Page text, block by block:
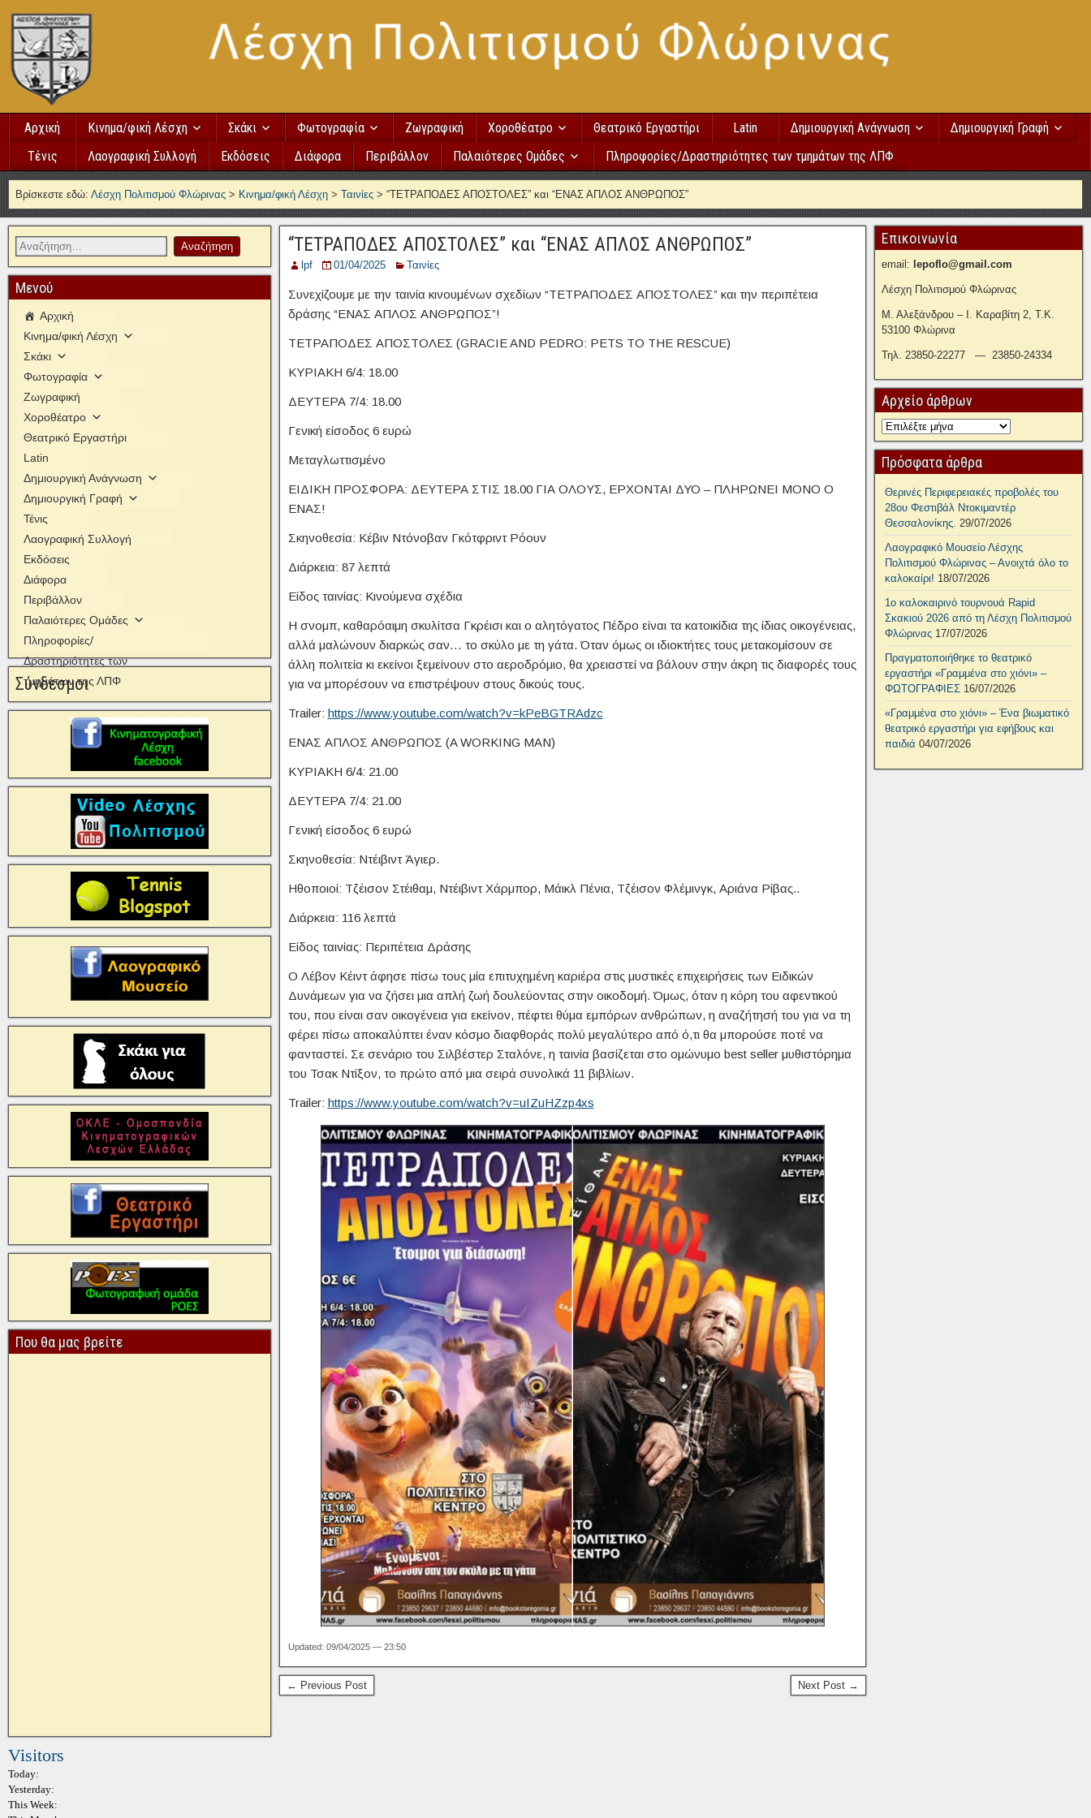
Αρχική Κινημα/φική Λέσχη Σκάκι Φωτογραφία Ζωγραφική Χοροθέατρο Θεατρικό Εργαστήρι Latin Δημιουργική Ανάγνωση
Δημιουργική Γραφή
Τένις
Λαογραφική Συλλογή Εκδόσεις Διάφορα Περιβάλλον Παλαιότερες Ομάδες Πληροφορίες/Δραστηριότητες των τμημάτων της ΛΠΦ
Βρίσκεστε εδώ: Λέσχη Πολιτισμού Φλώρινας > Κινημα/φική Λέσχη > Ταινίες > “ΤΕΤΡΑΠΟΔΕΣ ΑΠΟΣΤΟΛΕΣ” και “ΕΝΑΣ ΑΠΛΟΣ ΑΝΘΡΩΠΟΣ”
“ΤΕΤΡΑΠΟΔΕΣ ΑΠΟΣΤΟΛΕΣ” και “ΕΝΑΣ ΑΠΛΟΣ ΑΝΘΡΩΠΟΣ”
lpf 01/04/2025 Ταινίες
Συνεχίζουμε με την ταινία κινουμένων σχεδίων “ΤΕΤΡΑΠΟΔΕΣ ΑΠΟΣΤΟΛΕΣ” και την περιπέτεια
δράσης “ΕΝΑΣ ΑΠΛΟΣ ΑΝΘΡΩΠΟΣ”!
ΤΕΤΡΑΠΟΔΕΣ ΑΠΟΣΤΟΛΕΣ (GRACIE AND PEDRO: PETS TO THE RESCUE)
ΚΥΡΙΑΚΗ 6/4: 18.00
ΔΕΥΤΕΡΑ 7/4: 18.00
Γενική είσοδος 6 ευρώ
Μεταγλωττισμένο
ΕΙΔΙΚΗ ΠΡΟΣΦΟΡΑ: ΔΕΥΤΕΡΑ ΣΤΙΣ 18.00 ΓΙΑ ΟΛΟΥΣ, ΕΡΧΟΝΤΑΙ ΔΥΟ – ΠΛΗΡΩΝΕΙ ΜΟΝΟ Ο
ΕΝΑΣ!
Σκηνοθεσία: Κέβιν Ντόνοβαν Γκότφριντ Ρόουν
Διάρκεια: 87 λεπτά
Είδος ταινίας: Κινούμενα σχέδια
Η σνομπ, καθαρόαιμη σκυλίτσα Γκρέισι και ο αλητόγατος Πέδρο είναι τα κατοικίδια της ίδιας οικογένειας,
αλλά μαλώνουν διαρκώς σαν… το σκύλο με τη γάτα. Όταν όμως οι ιδιοκτήτες τους μετακομίσουν σε
άλλη πολιτεία κι εκείνοι ξεμείνουν στο αεροδρόμιο, θα χρειαστεί να βάλουν στην άκρη τις διαφορές τους
για να μπορέσουν να επιστρέψουν στους δικούς τους.
Trailer: https://www.youtube.com/watch?v=kPeBGTRAdzc
ΕΝΑΣ ΑΠΛΟΣ ΑΝΘΡΩΠΟΣ (A WORKING MAN)
ΚΥΡΙΑΚΗ 6/4: 21.00
ΔΕΥΤΕΡΑ 7/4: 21.00
Γενική είσοδος 6 ευρώ
Σκηνοθεσία: Ντέιβιντ Άγιερ.
Ηθοποιοί: Τζέισον Στέιθαμ, Ντέιβιντ Χάρμπορ, Μάικλ Πένια, Τζέισον Φλέμινγκ, Αριάνα Ρίβας..
Διάρκεια: 116 λεπτά
Είδος ταινίας: Περιπέτεια Δράσης
Ο Λέβον Κέιντ άφησε πίσω τους μία επιτυχημένη καριέρα στις μυστικές επιχειρήσεις των Ειδικών
Δυνάμεων για να ζήσει μια απλή ζωή δουλεύοντας στην οικοδομή. Όμως, όταν η κόρη του αφεντικού
του, που είναι σαν οικογένεια για εκείνον, πέφτει θύμα εμπόρων ανθρώπων, η αναζήτησή του για να τη
φέρει πίσω αποκαλύπτει έναν κόσμο διαφθοράς πολύ μεγαλύτερο από ό,τι θα μπορούσε ποτέ να
φανταστεί. Σε σενάριο του Σιλβέστερ Σταλόνε, η ταινία βασίζεται στο ομώνυμο best seller μυθιστόρημα
του Τσακ Ντίξον, το πρώτο από μια σειρά συνολικά 11 βιβλίων.
Trailer: https://www.youtube.com/watch?v=uIZuHZzp4xs
Updated: 09/04/2025 — 23:50
← Previous Post Next Post →
Μενού
Αρχική
Κινημα/φική Λέσχη
Σκάκι
Φωτογραφία
Ζωγραφική
Χοροθέατρο
Θεατρικό Εργαστήρι
Latin
Δημιουργική Ανάγνωση
Δημιουργική Γραφή
Τένις
Λαογραφική Συλλογή
Εκδόσεις
Διάφορα
Περιβάλλον
Παλαιότερες Ομάδες
Πληροφορίες/
Δραστηριότητες των
τμημάτων της ΛΠΦ
Σύνδεσμοι
Που θα μας βρείτε
Visitors
Today:
Yesterday:
This Week:
Επικοινωνία
email: lepoflo@gmail.com
Λέσχη Πολιτισμού Φλώρινας
Μ. Αλεξάνδρου – Ι. Καραβίτη 2, Τ.Κ.
53100 Φλώρινα
Τηλ. 23850-22277 — 23850-24334
Αρχείο άρθρων
Πρόσφατα άρθρα
Θερινές Περιφερειακές προβολές του
28ου Φεστιβάλ Ντοκιμαντέρ
Θεσσαλονίκης. 29/07/2026
Λαογραφικό Μουσείο Λέσχης
Πολιτισμού Φλώρινας – Ανοιχτά όλο το
καλοκαίρι! 18/07/2026
1ο καλοκαιρινό τουρνουά Rapid
Σκακιού 2026 από τη Λέσχη Πολιτισμού
Φλώρινας 17/07/2026
Πραγματοποιήθηκε το θεατρικό
εργαστήρι «Γραμμένα στο χιόνι» –
ΦΩΤΟΓΡΑΦΙΕΣ 16/07/2026
«Γραμμένα στο χιόνι» – Ένα βιωματικό
θεατρικό εργαστήρι για εφήβους και
παιδιά 04/07/2026